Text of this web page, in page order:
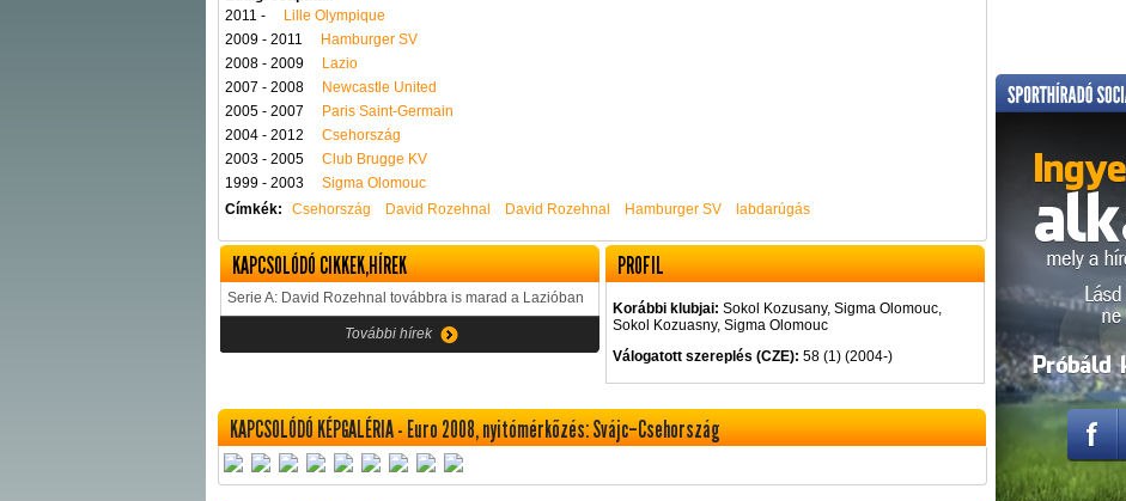
2011 -
Lille Olympique
2009 - 2011
Hamburger SV
2008 - 2009
Lazio
2007 - 2008
Newcastle United
2005 - 2007
Paris Saint-Germain
2004 - 2012
Csehország
2003 - 2005
Club Brugge KV
1999 - 2003
Sigma Olomouc
Címkék:
Csehország David Rozehnal David Rozehnal Hamburger SV labdarúgás
KAPCSOLÓDÓ CIKKEK,HÍREK
Serie A: David Rozehnal továbbra is marad a Lazióban
További hírek
PROFIL
Korábbi klubjai: Sokol Kozusany, Sigma Olomouc,
Sokol Kozuasny, Sigma Olomouc
Válogatott szereplés (CZE): 58 (1) (2004-)
KAPCSOLÓDÓ KÉPGALÉRIA - Euro 2008, nyitómérkőzés: Svájc–Csehország